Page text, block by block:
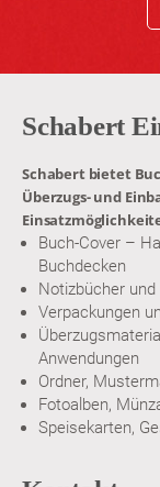
Schabert
Schabert bietet
Überzugs- und
Buch-Cover –
Buchdecken
Notizbücher
Verpackungen
Anwendungen
Ordner,
Fotoalben,
Speisekarten,